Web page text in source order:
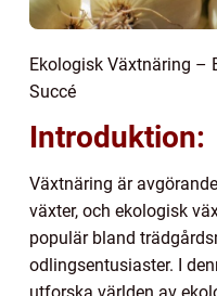
Ekologisk Växtnäring –
Succé
Introduktion:
Växtnäring är
växter, och ekologisk
populär bland
odlingsentusiaster. I